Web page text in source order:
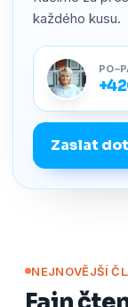
každého kusu.
Zaslat
NEJNOVĚJŠÍ